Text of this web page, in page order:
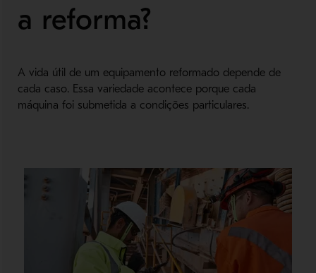
a reforma?
A vida útil de um equipamento reformado depende de
cada caso. Essa variedade acontece porque cada
máquina foi submetida a condições particulares.